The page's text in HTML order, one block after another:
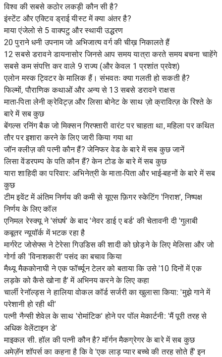
विश्व की सबसे कठोर लकड़ी कौन सी है?
इंस्टेंट और एक्टिव ड्राई यीस्ट में क्या अंतर है?
माया एंजेलो से 5 वाक्पटु और स्थायी उद्धरण
20 पुराने धनी उपनाम जो अभिजात्य वर्ग की चीख़ निकालते हैं
12 सबसे डरावने डायनासोर जिनसे आप समय यात्रा करते समय बचना चाहेंगे
सबसे कम संपत्ति कर वाले 9 राज्य (और केवल 1 प्रशांत प्रवेश)
एलोन मस्क ट्विटर के मालिक हैं। संभवतः क्या गलती हो सकती है?
फिल्मों, पौराणिक कथाओं और अन्य से 13 सबसे डरावने राक्षस
माता-पिता लेनी क्रेविट्ज़ और लिसा बोनेट के साथ ज़ो क्रावित्ज़ के रिश्ते के
बारे में सब कुछ
बेंगल्स रनिंग बैक जो मिक्सन गिरफ्तारी वारंट पर चाहता था, महिला पर कथित
तौर पर इशारा करने के लिए जारी किया गया था
जॉन क्लीज़ की पत्नी कौन हैं? जेनिफर वेड के बारे में सब कुछ जानें
लिसा वेंडरपम्प के पति कौन हैं? केन टोड के बारे में सब कुछ
यारा शाहिदी का परिवार: अभिनेत्री के माता-पिता और भाई-बहनों के बारे में सब
कुछ
टीम इवेंट में अंतिम निर्णय की कमी से यूएस फ़िगर स्केटिंग 'निराश', निष्पक्ष
निर्णय के लिए कॉल
एनिमल रेस्क्यू ने 'संघर्ष' के बाद 'नेवर डाई ए बर्ड' की चेतावनी दी 'गुलाबी
कबूतर न्यूयॉर्क में भटक रहा है
मार्गरेट जोसेफ्स ने टेरेसा गिउडिस की शादी को छोड़ने के लिए मेलिसा और जो
गोर्गा की 'विनाशकारी' पसंद का बचाव किया
मैथ्यू मैककोनाघी ने एक फॉर्च्यून टेलर को बताया कि उसे '10 दिनों में एक
लड़के को कैसे खोना है' में अभिनय करने के लिए कहा
चार्ली रेनॉल्ड्स ने हालिया वोकल कॉर्ड सर्जरी का खुलासा किया: 'मुझे गाने में
परेशानी हो रही थी'
पत्नी नैन्सी शेवेल के साथ 'रोमांटिक' होने पर पॉल मेकार्टनी: 'मैं पूरी तरह से
अधिक वेलेंटाइन डे'
माइकल सी. हॉल की पत्नी कौन है? मॉर्गन मैकग्रेगर के बारे में सब कुछ
अमेज़ॅन शॉपर्स का कहना है कि वे 'एक लाड़ प्यार बच्चे की तरह सोते हैं' इन